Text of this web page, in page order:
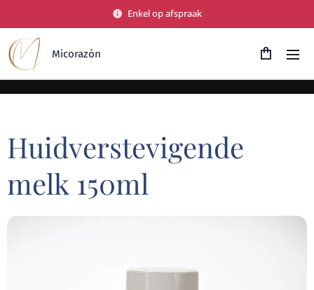
Enkel op afspraak
Micorazón
Huidverstevigende
melk 150ml